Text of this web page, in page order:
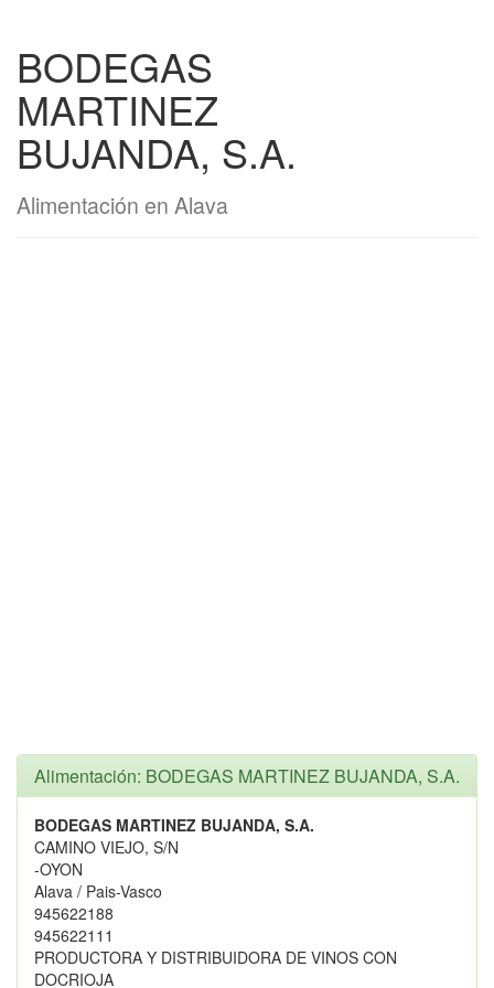
BODEGAS
MARTINEZ
BUJANDA, S.A.
Alimentación en Alava
Alimentación: BODEGAS MARTINEZ BUJANDA, S.A.
BODEGAS MARTINEZ BUJANDA, S.A.
CAMINO VIEJO, S/N
-OYON
Alava / Pais-Vasco
945622188
945622111
PRODUCTORA Y DISTRIBUIDORA DE VINOS CON
DOCRIOJA